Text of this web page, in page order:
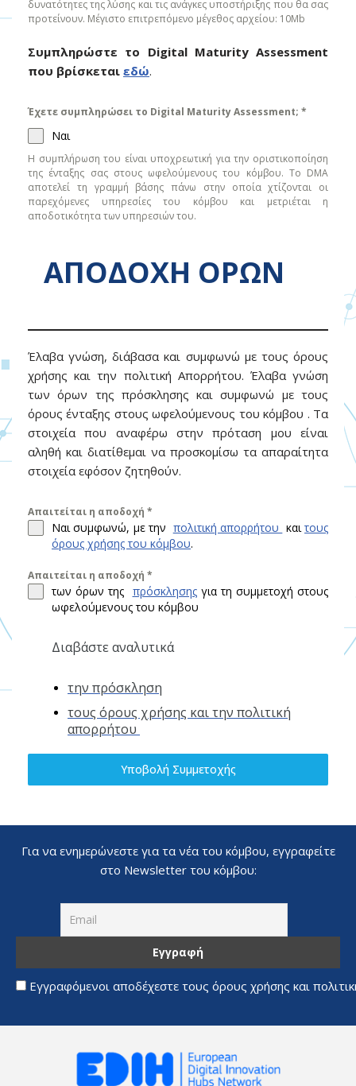
δυνατότητες της λύσης και τις ανάγκες υποστήριξης που θα σας
προτείνουν. Μέγιστο επιτρεπόμενο μέγεθος αρχείου: 10Mb
Συμπληρώστε το Digital Maturity Assessment
που βρίσκεται εδώ.
Έχετε συμπληρώσει το Digital Maturity Assessment; *
Ναι
Η συμπλήρωση του είναι υποχρεωτική για την οριστικοποίηση
της ένταξης σας στους ωφελούμενους του κόμβου. Το DMA
αποτελεί τη γραμμή βάσης πάνω στην οποία χτίζονται οι
παρεχόμενες υπηρεσίες του κόμβου και μετριέται η
αποδοτικότητα των υπηρεσιών του.
ΑΠΟΔΟΧΗ ΟΡΩΝ
Έλαβα γνώση, διάβασα και συμφωνώ με τους όρους
χρήσης και την πολιτική Απορρήτου. Έλαβα γνώση
των όρων της πρόσκλησης και συμφωνώ με τους
όρους ένταξης στους ωφελούμενους του κόμβου . Τα
στοιχεία που αναφέρω στην πρόταση μου είναι
αληθή και διατίθεμαι να προσκομίσω τα απαραίτητα
στοιχεία εφόσον ζητηθούν.
Απαιτείται η αποδοχή *
Ναι συμφωνώ, με την πολιτική απορρήτου καιτους
όρους χρήσης του κόμβου.
Απαιτείται η αποδοχή *
των όρων της πρόσκλησηςγια τη συμμετοχή στους
ωφελούμενους του κόμβου
Διαβάστε αναλυτικά
την πρόσκληση
τους όρους χρήσης και την πολιτική
απορρήτου
Υποβολή Συμμετοχής
Για να ενημερώνεστε για τα νέα του κόμβου, εγγραφείτε
στο Newsletter του κόμβου:
Εγγραφόμενοι αποδέχεστε τους όρους χρήσης και